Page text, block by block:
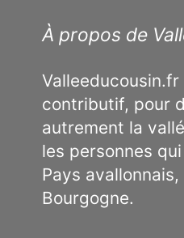
À propos de
contributif, pour
autrement la
les personnes
Pays
Bourgogne.